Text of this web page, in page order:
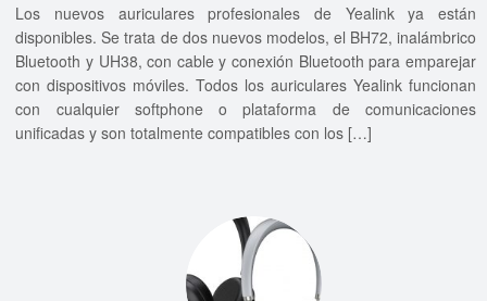
Los nuevos auriculares profesionales de Yealink ya están
disponibles. Se trata de dos nuevos modelos, el BH72, inalámbrico
Bluetooth y UH38, con cable y conexión Bluetooth para emparejar
con dispositivos móviles. Todos los auriculares Yealink funcionan
con cualquier softphone o plataforma de comunicaciones
unificadas y son totalmente compatibles con los […]